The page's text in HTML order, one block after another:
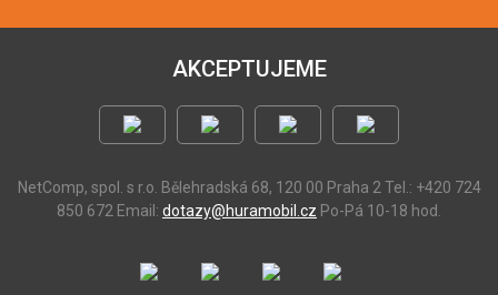
AKCEPTUJEME
NetComp, spol. s r.o. Bělehradská 68, 120 00 Praha 2 Tel.: +420 724
850 672 Email: dotazy@huramobil.cz Po-Pá 10-18 hod.